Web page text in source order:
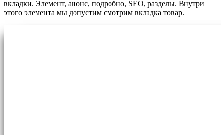
вкладки. Элемент, анонс, подробно, SEO, разделы. Внутри
этого элемента мы допустим смотрим вкладка товар.